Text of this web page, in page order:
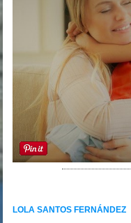
LOLA SANTOS FERNÁNDEZ